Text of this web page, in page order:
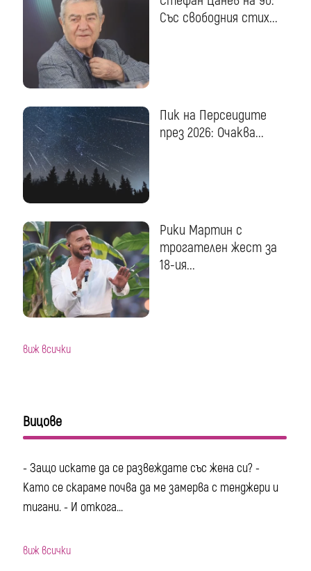
Със свободния стих...
Пик на Персеидите
през 2026: Очаква...
Рики Мартин с
трогателен жест за
18-ия...
виж всички
Вицове
- Защо искате да се развеждате със жена си? -
Като се скараме почва да ме замерва с тенджери и
тигани. - И откога...
виж всички